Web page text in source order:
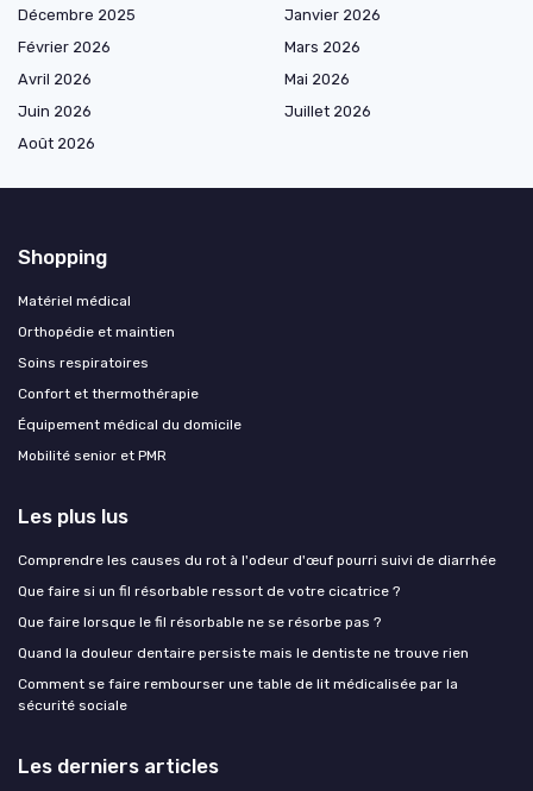
Décembre 2025
Janvier 2026
Février 2026
Mars 2026
Avril 2026
Mai 2026
Juin 2026
Juillet 2026
Août 2026
Shopping
Matériel médical
Orthopédie et maintien
Soins respiratoires
Confort et thermothérapie
Équipement médical du domicile
Mobilité senior et PMR
Les plus lus
Comprendre les causes du rot à l'odeur d'œuf pourri suivi de diarrhée
Que faire si un fil résorbable ressort de votre cicatrice ?
Que faire lorsque le fil résorbable ne se résorbe pas ?
Quand la douleur dentaire persiste mais le dentiste ne trouve rien
Comment se faire rembourser une table de lit médicalisée par la
sécurité sociale
Les derniers articles